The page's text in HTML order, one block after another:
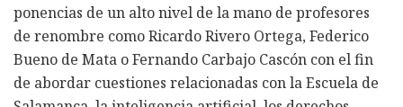
ponencias de un alto nivel de la mano de profesores
de renombre como Ricardo Rivero Ortega, Federico
Bueno de Mata o Fernando Carbajo Cascón con el fin
de abordar cuestiones relacionadas con la Escuela de